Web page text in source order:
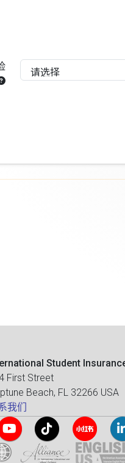
Student
First Street
Beach, FL 32266 USA
我们